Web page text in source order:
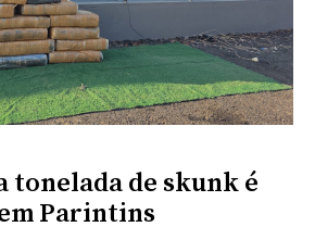
tonelada de skunk é
Parintins